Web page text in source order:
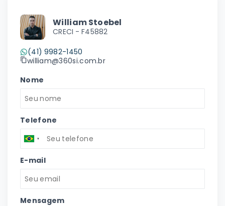
William Stoebel
CRECI - F45882
(41) 9982-1450
william@360si.com.br
Nome
Telefone
E-mail
Mensagem